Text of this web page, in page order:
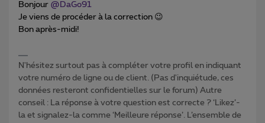
Bonjour ​ @DaGo91
Je viens de procéder à la correction 😉
Bon après-midi!
N'hésitez surtout pas à compléter votre profil en indiquant
votre numéro de ligne ou de client. (Pas d'inquiétude, ces
données resteront confidentielles sur le forum) Autre
conseil : La réponse à votre question est correcte ? ‘Likez’-
la et signalez-la comme ‘Meilleure réponse’. L’ensemble de